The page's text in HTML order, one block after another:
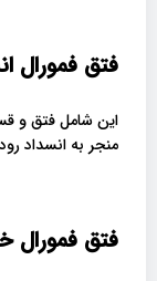
فتق فمورال
این شامل فتق و
منجر به انسداد
فتق فمورال